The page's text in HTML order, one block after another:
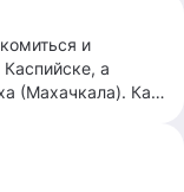
и
а
(Махачкала). Как